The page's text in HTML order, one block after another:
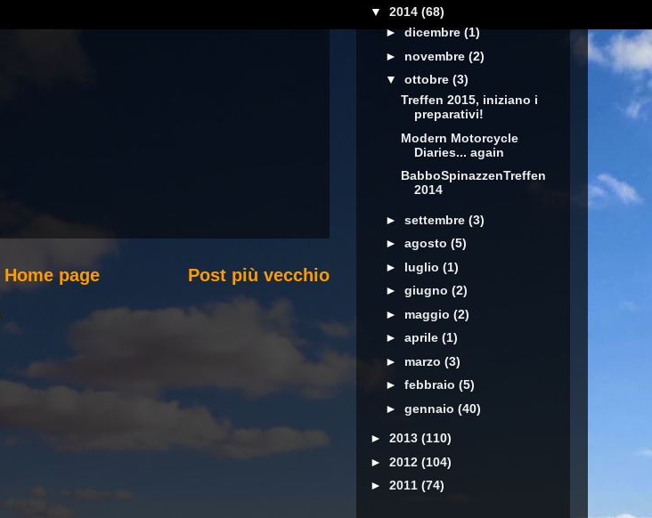
Post più vecchio
Home page
▼ 2014 (68)
►dicembre(1)
► novembre (2)
▼ ottobre (3)
Treffen 2015, iniziano i
preparativi!
Modern Motorcycle
Diaries... again
BabboSpinazzenTreffen
2014
► settembre (3)
► agosto (5)
► luglio (1)
► giugno (2)
► maggio (2)
► aprile (1)
► marzo (3)
► febbraio (5)
► gennaio (40)
► 2013 (110)
► 2012 (104)
► 2011 (74)